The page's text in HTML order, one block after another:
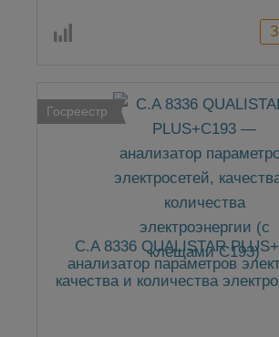
Госреестр
C.A 8336 QUALISTAR
анализатор параметров
качества и количества